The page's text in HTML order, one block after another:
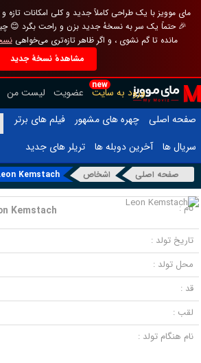
مای موویز با یک طراحی کاملاً جدید و کلی امکانات تازه
🎉 حتماً یک سر به نسخهٔ جدید بزن و راحت بگرد 😊
مانده تا گم نشوی ، و اگر ظاهر تازه‌تری می‌خواهی
مشاهدهٔ نسخهٔ جدید
new
ورود به سایت عضویت لیست من
صفحه اصلی
چهره های مشهور
فیلم های برتر
سریال ها
آخرین دوبله ها تریلر های جدید
صفحه اصلی اشخاص Kemstach
نام : Kemstach
تاریخ تولد :
محل تولد :
قد :
لقب :
نام هنگام تولد :